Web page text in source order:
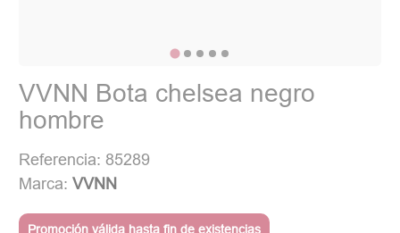
VVNN Bota chelsea negro
hombre
Referencia: 85289
Marca:VVNN
Promoción válida hasta fin de existencias